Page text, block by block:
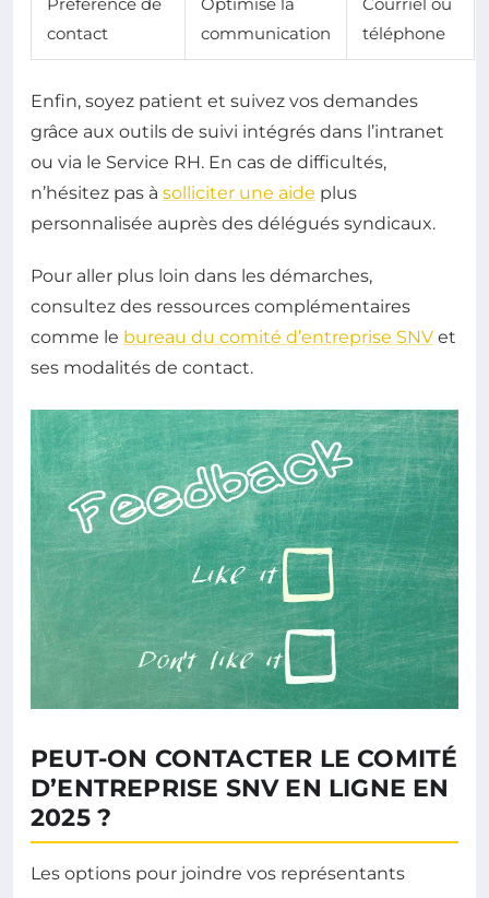
contact
communication
téléphone
Enfin, soyez patient et suivez vos demandes
grâce aux outils de suivi intégrés dans l’intranet
ou via le Service RH. En cas de difficultés,
n’hésitez pas à solliciter une aide plus
personnalisée auprès des délégués syndicaux.
Pour aller plus loin dans les démarches,
consultez des ressources complémentaires
comme le bureau du comité d’entreprise SNV et
ses modalités de contact.
PEUT-ON CONTACTER LE COMITÉ
D’ENTREPRISE SNV EN LIGNE EN
2025 ?
Les options pour joindre vos représentants